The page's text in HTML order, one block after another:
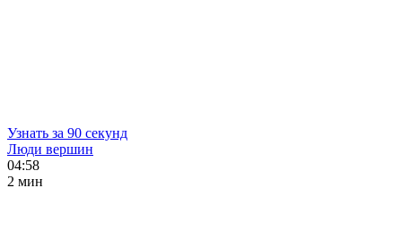
Узнать за 90 секунд
Люди вершин
04:58
2 мин